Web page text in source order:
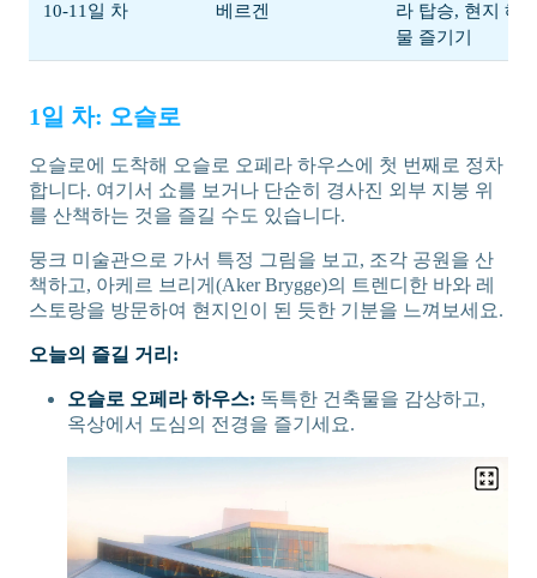
10-11일 차 베르겐
라 탑승, 현지 해
물 즐기기
1일 차: 오슬로
오슬로에 도착해 오슬로 오페라 하우스에 첫 번째로 정차
합니다. 여기서 쇼를 보거나 단순히 경사진 외부 지붕 위
를 산책하는 것을 즐길 수도 있습니다.
뭉크 미술관으로 가서 특정 그림을 보고, 조각 공원을 산
책하고, 아케르 브리게(Aker Brygge)의 트렌디한 바와 레
스토랑을 방문하여 현지인이 된 듯한 기분을 느껴보세요.
오늘의 즐길 거리:
오슬로 오페라 하우스: 독특한 건축물을 감상하고,
옥상에서 도심의 전경을 즐기세요.